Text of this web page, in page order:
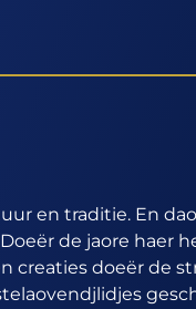
en traditie. En
de jaore haer
creaties doeër de